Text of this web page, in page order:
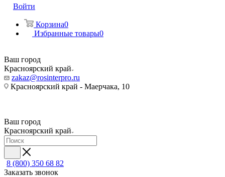
Войти
Корзина0
Избранные товары0
Ваш город
Красноярский край
zakaz@rosinterpro.ru
Красноярский край - Маерчака, 10
Ваш город
Красноярский край
8 (800) 350 68 82
Заказать звонок